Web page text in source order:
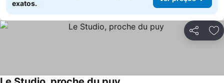
exatos.
Partilhar